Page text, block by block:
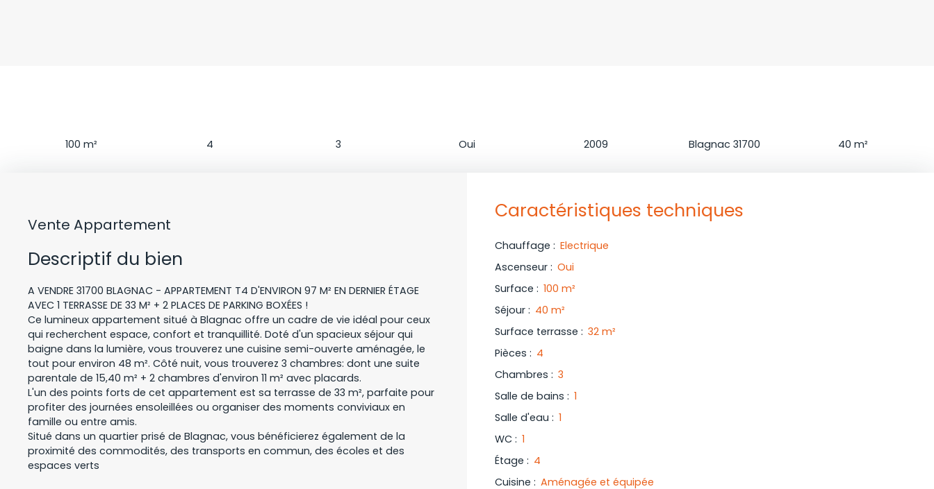
100 m²
4
3
Oui
2009
Blagnac 31700
40 m²
Vente Appartement
Descriptif du bien
A VENDRE 31700 BLAGNAC - APPARTEMENT T4 D'ENVIRON 97 M² EN DERNIER ÉTAGE
AVEC 1 TERRASSE DE 33 M² + 2 PLACES DE PARKING BOXÉES !
Ce lumineux appartement situé à Blagnac offre un cadre de vie idéal pour ceux
qui recherchent espace, confort et tranquillité. Doté d'un spacieux séjour qui
baigne dans la lumière, vous trouverez une cuisine semi-ouverte aménagée, le
tout pour environ 48 m². Côté nuit, vous trouverez 3 chambres: dont une suite
parentale de 15,40 m² + 2 chambres d'environ 11 m² avec placards.
L'un des points forts de cet appartement est sa terrasse de 33 m², parfaite pour
profiter des journées ensoleillées ou organiser des moments conviviaux en
famille ou entre amis.
Situé dans un quartier prisé de Blagnac, vous bénéficierez également de la
proximité des commodités, des transports en commun, des écoles et des
espaces verts
Caractéristiques techniques
Chauffage : Electrique
Ascenseur : Oui
Surface : 100 m²
Séjour : 40 m²
Surface terrasse : 32 m²
Pièces : 4
Chambres : 3
Salle de bains : 1
Salle d'eau : 1
WC : 1
Étage : 4
Cuisine : Aménagée et équipée